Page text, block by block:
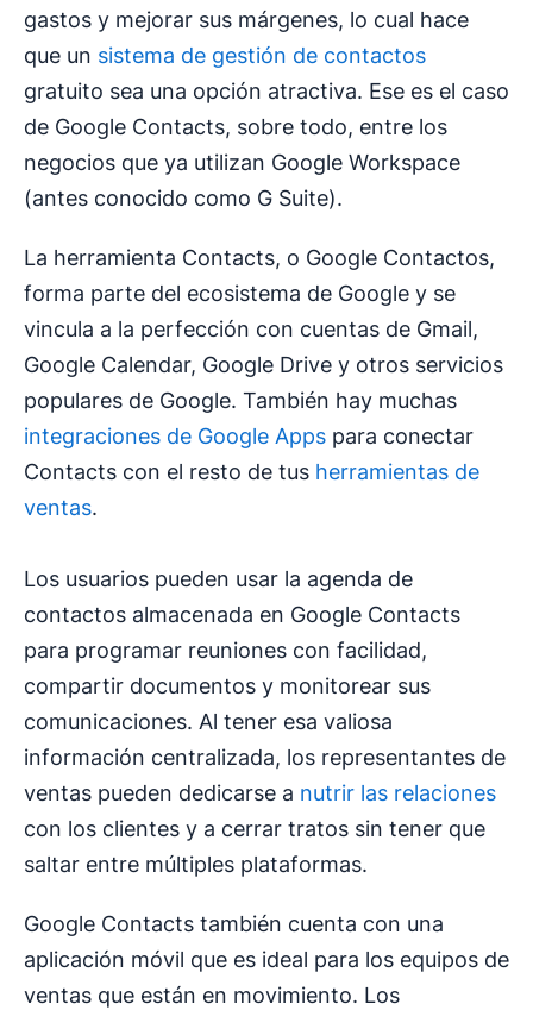
gastos y mejorar sus márgenes, lo cual hace
que un sistema de gestión de contactos
gratuito sea una opción atractiva. Ese es el caso
de Google Contacts, sobre todo, entre los
negocios que ya utilizan Google Workspace
(antes conocido como G Suite).
La herramienta Contacts, o Google Contactos,
forma parte del ecosistema de Google y se
vincula a la perfección con cuentas de Gmail,
Google Calendar, Google Drive y otros servicios
populares de Google. También hay muchas
integraciones de Google Apps para conectar
Contacts con el resto de tus herramientas de
ventas.
Los usuarios pueden usar la agenda de
contactos almacenada en Google Contacts
para programar reuniones con facilidad,
compartir documentos y monitorear sus
comunicaciones. Al tener esa valiosa
información centralizada, los representantes de
ventas pueden dedicarse a nutrir las relaciones
con los clientes y a cerrar tratos sin tener que
saltar entre múltiples plataformas.
Google Contacts también cuenta con una
aplicación móvil que es ideal para los equipos de
ventas que están en movimiento. Los